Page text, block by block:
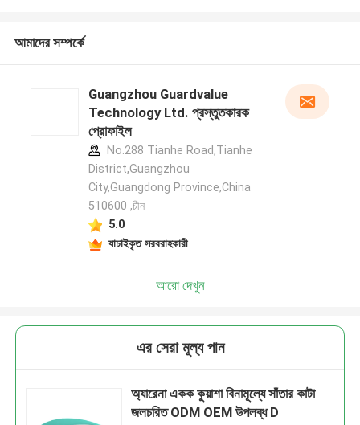
আমাদের সম্পর্কে
Guangzhou Guardvalue
Technology Ltd. প্রস্তুতকারক
প্রোফাইল
No.288 Tianhe Road,Tianhe
District,Guangzhou
City,Guangdong Province,China
510600 ,চীন
5.0
যাচাইকৃত সরবরাহকারী
আরো দেখুন
এর সেরা মূল্য পান
অ্যারেনা একক কুয়াশা বিনামূল্যে সাঁতার কাটা
জলচরিত ODM OEM উপলব্ধ D